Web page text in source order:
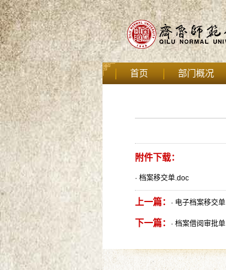
首页 部门概况
附件下载：
· 档案移交单.doc
上一篇： · 电子档案移交单
下一篇： · 档案借阅审批单